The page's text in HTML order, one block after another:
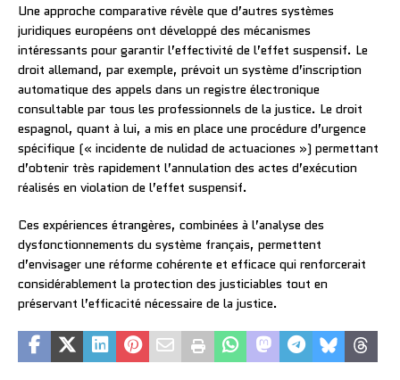
Une approche comparative révèle que d’autres systèmes
juridiques européens ont développé des mécanismes
intéressants pour garantir l’effectivité de l’effet suspensif. Le
droit allemand, par exemple, prévoit un système d’inscription
automatique des appels dans un registre électronique
consultable par tous les professionnels de la justice. Le droit
espagnol, quant à lui, a mis en place une procédure d’urgence
spécifique (« incidente de nulidad de actuaciones ») permettant
d’obtenir très rapidement l’annulation des actes d’exécution
réalisés en violation de l’effet suspensif.
Ces expériences étrangères, combinées à l’analyse des
dysfonctionnements du système français, permettent
d’envisager une réforme cohérente et efficace qui renforcerait
considérablement la protection des justiciables tout en
préservant l’efficacité nécessaire de la justice.